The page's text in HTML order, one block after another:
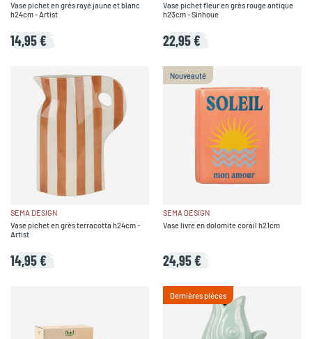
Vase pichet en grès rayé jaune et blanc
h24cm - Artist
14,95 €
Vase pichet fleur en grès rouge antique
h23cm - Sinhoue
22,95 €
SEMA DESIGN
Vase pichet en grès terracotta h24cm -
Artist
14,95 €
Nouveauté
SEMA DESIGN
Vase livre en dolomite corail h21cm
24,95 €
Dernières pièces